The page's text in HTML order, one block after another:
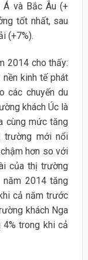
Á và Bắc Âu (+
tốt nhất, sau
(+7%).
2014 cho thấy:
kinh tế phát
các chuyến du
khách Úc là
cùng mức tăng
trường mới nổi
hơn so với
của thị trường
năm 2014 tăng
cả năm trước
khách Nga
trong khi cả